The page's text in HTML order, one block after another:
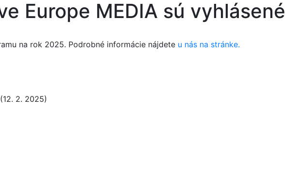
Europe MEDIA sú vyhlásené
na rok 2025. Podrobné informácie nájdete u nás na stránke.
2. 2025)